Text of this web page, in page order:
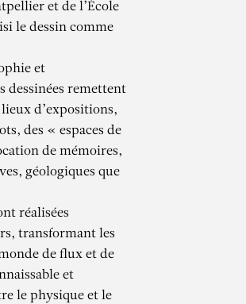
et de l’École
le dessin comme
et
dessinées remettent
d’expositions,
des « espaces de
de mémoires,
géologiques que
réalisées
transformant les
de flux et de
et
le physique et le